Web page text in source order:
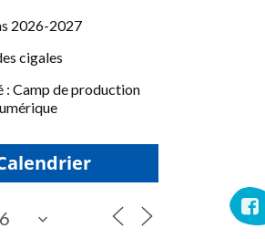
2026-2027
cigales
: Camp de production